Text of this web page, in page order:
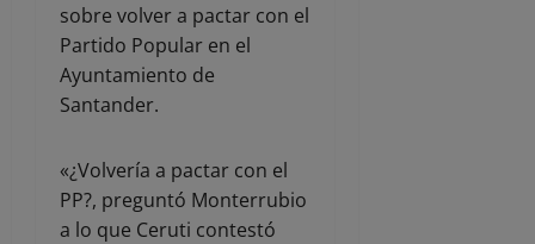
sobre volver a pactar con el
Partido Popular en el
Ayuntamiento de
Santander.
«¿Volvería a pactar con el
PP?, preguntó Monterrubio
a lo que Ceruti contestó